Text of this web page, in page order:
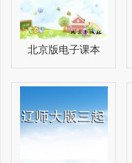
北京版电子课本